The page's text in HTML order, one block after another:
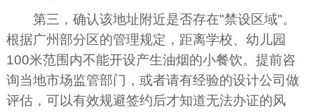
第三，确认该地址附近是否存在"禁设区域"。
根据广州部分区的管理规定，距离学校、幼儿园
100米范围内不能开设产生油烟的小餐饮。提前咨
询当地市场监管部门，或者请有经验的设计公司做
评估，可以有效规避签约后才知道无法办证的风